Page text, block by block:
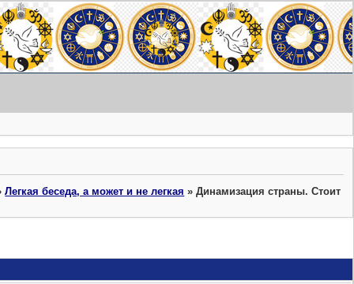
Легкая беседа, а может и не легкая »Динамизация страны. Стоит